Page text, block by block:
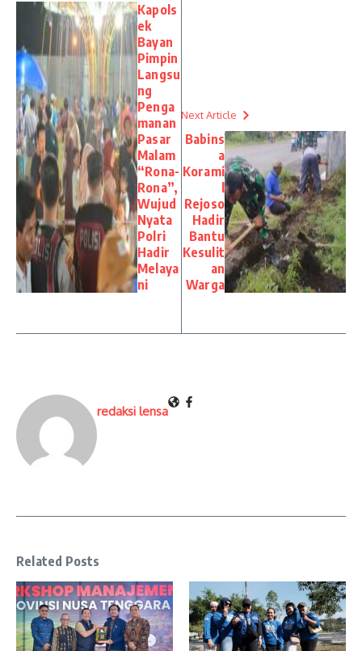
Kapols
ek
Bayan
Pimpin
Langsu
ng
Penga
manan
Pasar
Malam
“Rona-
Rona”,
Wujud
Nyata
Polri
Hadir
Melaya
ni
Next Article
Babins
a
Korami
l
Rejoso
Hadir
Bantu
Kesulit
an
Warga
redaksi lensa
Related Posts